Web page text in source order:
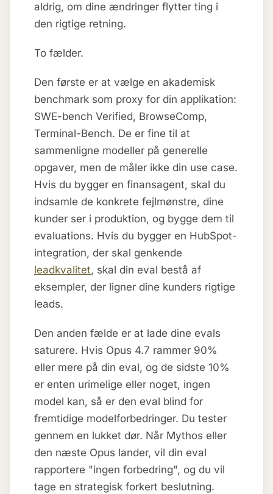
aldrig, om dine ændringer flytter ting i
den rigtige retning.
To fælder.
Den første er at vælge en akademisk
benchmark som proxy for din applikation:
SWE-bench Verified, BrowseComp,
Terminal-Bench. De er fine til at
sammenligne modeller på generelle
opgaver, men de måler ikke din use case.
Hvis du bygger en finansagent, skal du
indsamle de konkrete fejlmønstre, dine
kunder ser i produktion, og bygge dem til
evaluations. Hvis du bygger en HubSpot-
integration, der skal genkende
leadkvalitet, skal din eval bestå af
eksempler, der ligner dine kunders rigtige
leads.
Den anden fælde er at lade dine evals
saturere. Hvis Opus 4.7 rammer 90%
eller mere på din eval, og de sidste 10%
er enten urimelige eller noget, ingen
model kan, så er den eval blind for
fremtidige modelforbedringer. Du tester
gennem en lukket dør. Når Mythos eller
den næste Opus lander, vil din eval
rapportere "ingen forbedring", og du vil
tage en strategisk forkert beslutning.